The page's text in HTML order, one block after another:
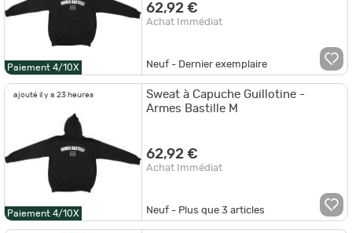
Paiement 4/10X
62,92 €
Achat Immédiat
Neuf - Dernier exemplaire
ajouté il y a 23 heures
Paiement 4/10X
Sweat à Capuche Guillotine -
Armes Bastille M
62,92 €
Achat Immédiat
Neuf - Plus que3 articles